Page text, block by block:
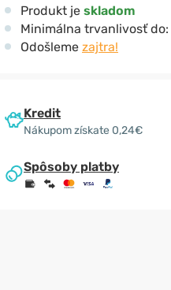
Produkt je skladom
Minimálna trvanlivosť do:
Odošleme zajtra!
Kredit
Nákupom získate 0,24€
Spôsoby platby